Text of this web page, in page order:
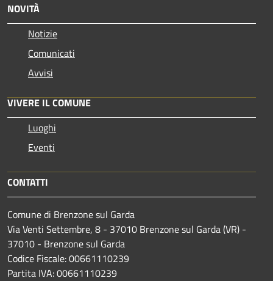
NOVITÀ
Notizie
Comunicati
Avvisi
VIVERE IL COMUNE
Luoghi
Eventi
CONTATTI
Comune di Brenzone sul Garda
Via Venti Settembre, 8 - 37010 Brenzone sul Garda (VR) -
37010 - Brenzone sul Garda
Codice Fiscale: 00661110239
Partita IVA: 00661110239